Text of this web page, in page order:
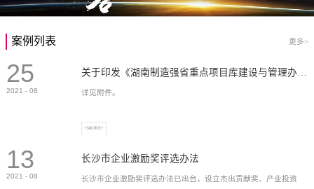
案例列表 更多>
25
2021 - 08 详见附件。
+MORE+
13
2021 - 08
长沙市企业激励奖评选办法
长沙市企业激励奖评选办法已出台，设立杰出贡献奖、产业投资